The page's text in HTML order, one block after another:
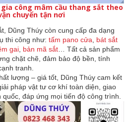
công mâm cầu thang sắt theo
chuyển tận nơi
Dũng Thúy còn cung cấp đa dạng
thi công như: tấm pano cửa
bát sắt
gai bản mã sắt … Tất cả sản phẩm
chặt chẽ, đảm bảo độ bền, tính
tranh.
lượng – giá tốt, Dũng Thúy cam kết
pháp vật tư cơ khí toàn diện, giao
đáp ứng mọi tiến độ công trình.